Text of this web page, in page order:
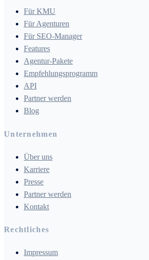
Für KMU
Für Agenturen
Für SEO-Manager
Features
Agentur-Pakete
Empfehlungsprogramm
API
Partner werden
Blog
Unternehmen
Über uns
Karriere
Presse
Partner werden
Kontakt
Rechtliches
Impressum